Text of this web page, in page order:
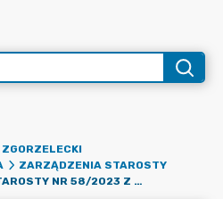
ZGORZELECKI
ZARZĄDZENIA STAROSTY
ZARZĄDZENIE STAROSTY NR 58/2023 Z DNIA 31 SIERPNIA 2023 R. W SPRAWIE POWOŁANIA SKŁADU OSOBOWEGO KOMISJI PRZETARGOWEJ DO PRZYGOTOWANIA I PRZEPROWADZANIA POSTĘPOWANIA O UDZIELENIE ZAMÓWIENIA PUBLICZNEGO DLA ZADANIA PN.: ZAKUP SPRZĘTU KOMPUTEROWEGO NA POTRZEBY STAROSTWA POWIATOWEGO W ZGORZELCU - CZĘŚĆ I: ZAKUP URZĄDZEŃ DRUKUJĄCYCH I KOPIUJĄCO-DRUKUJĄCYCH.